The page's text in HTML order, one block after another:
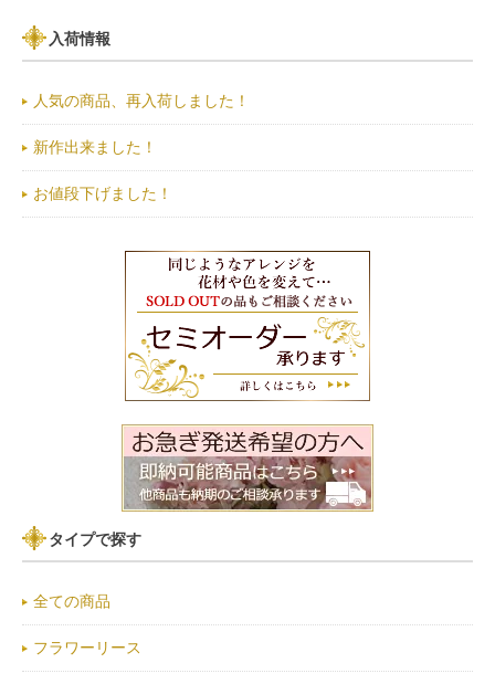
入荷情報
人気の商品、再入荷しました！
新作出来ました！
お値段下げました！
タイプで探す
全ての商品
フラワーリース